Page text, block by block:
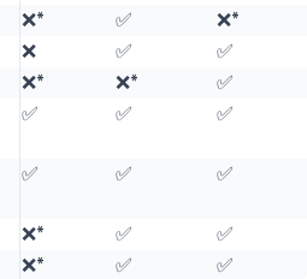
❌* ✅
❌*
❌ ✅
✅
❌* ❌*
✅
✅ ✅ ✅
✅ ✅ ✅
❌* ✅
✅
❌* ✅ ✅